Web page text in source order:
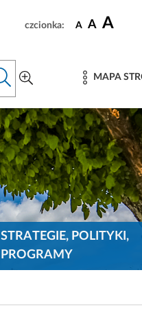
czcionka: A A A
MAPA
STRATEGIE, POLITYKI,
PROGRAMY